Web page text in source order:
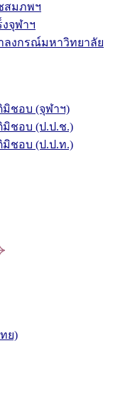
สมภพฯ
จุฬาฯ
ลงกรณ์มหาวิทยาลัย
มิชอบ (จุฬาฯ)
มิชอบ (ป.ป.ช.)
มิชอบ (ป.ป.ท.)
ย)